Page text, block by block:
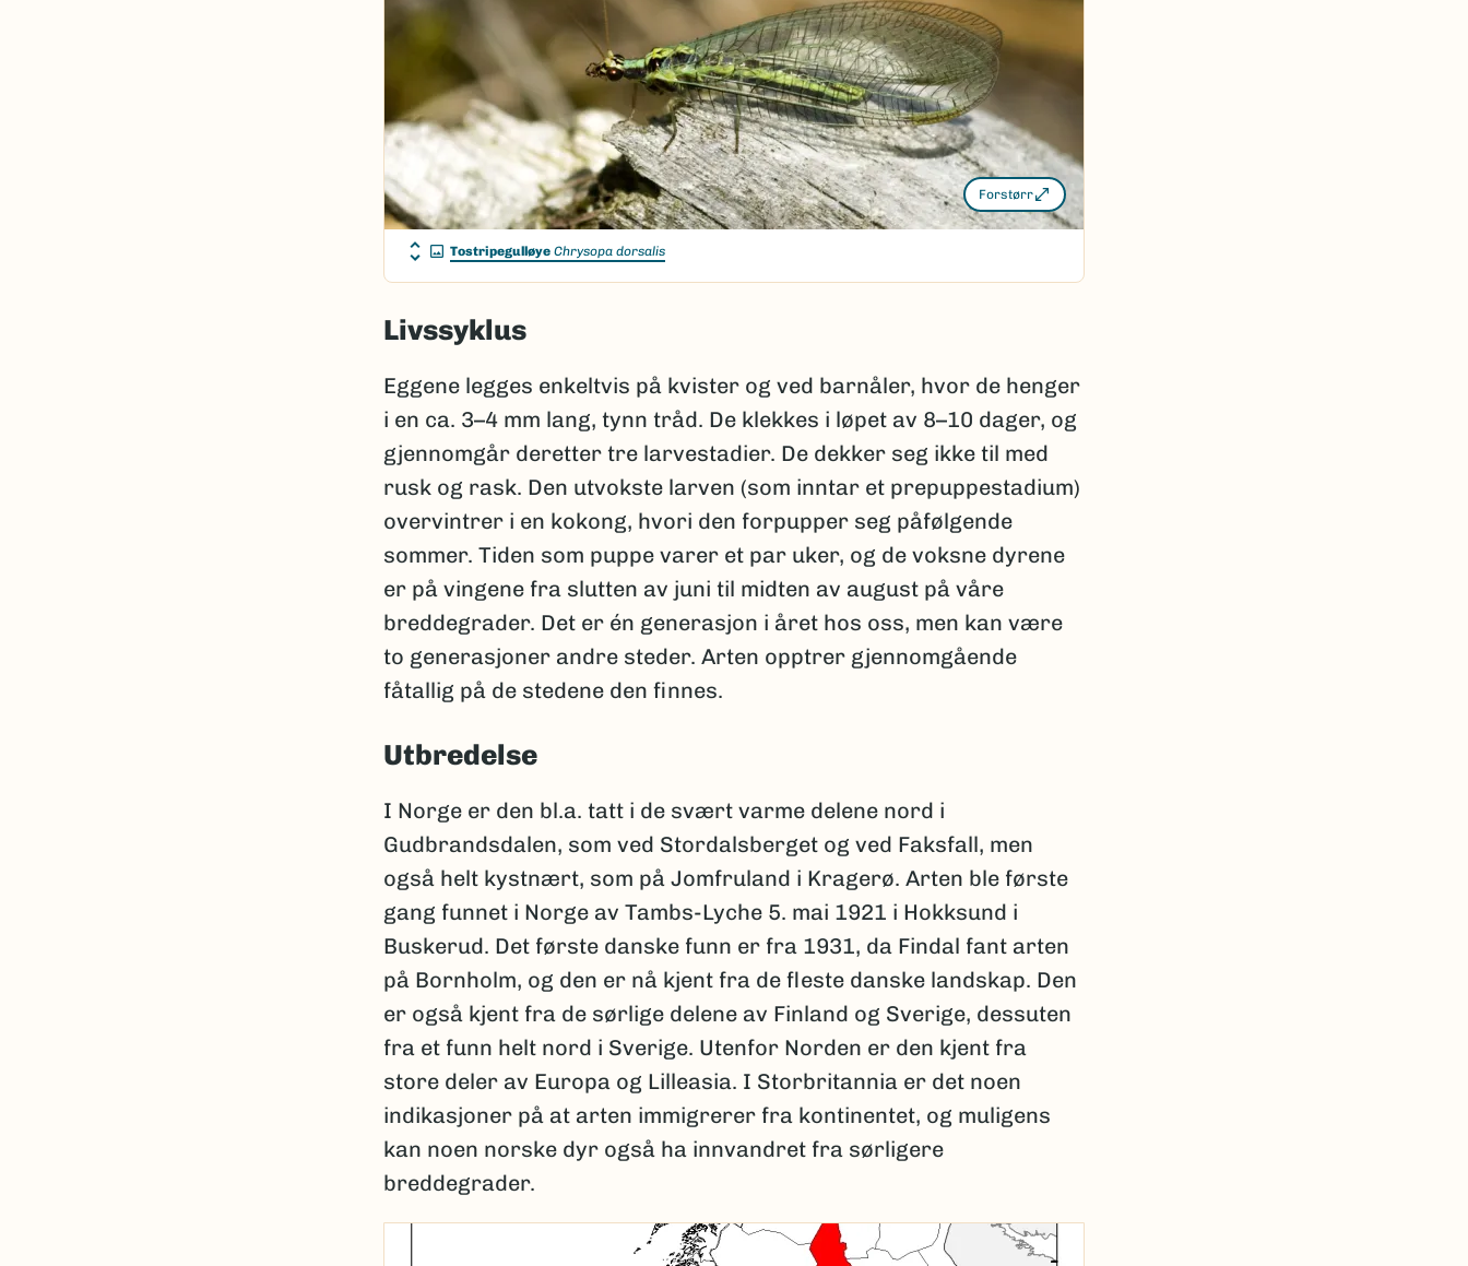
Forstørr
Tostripegulløye Chrysopa dorsalis
Livssyklus
Eggene legges enkeltvis på kvister og ved barnåler, hvor de henger
i en ca. 3–4 mm lang, tynn tråd. De klekkes i løpet av 8–10 dager, og
gjennomgår deretter tre larvestadier. De dekker seg ikke til med
rusk og rask. Den utvokste larven (som inntar et prepuppestadium)
overvintrer i en kokong, hvori den forpupper seg påfølgende
sommer. Tiden som puppe varer et par uker, og de voksne dyrene
er på vingene fra slutten av juni til midten av august på våre
breddegrader. Det er én generasjon i året hos oss, men kan være
to generasjoner andre steder. Arten opptrer gjennomgående
fåtallig på de stedene den finnes.
Utbredelse
I Norge er den bl.a. tatt i de svært varme delene nord i
Gudbrandsdalen, som ved Stordalsberget og ved Faksfall, men
også helt kystnært, som på Jomfruland i Kragerø. Arten ble første
gang funnet i Norge av Tambs-Lyche 5. mai 1921 i Hokksund i
Buskerud. Det første danske funn er fra 1931, da Findal fant arten
på Bornholm, og den er nå kjent fra de fleste danske landskap. Den
er også kjent fra de sørlige delene av Finland og Sverige, dessuten
fra et funn helt nord i Sverige. Utenfor Norden er den kjent fra
store deler av Europa og Lilleasia. I Storbritannia er det noen
indikasjoner på at arten immigrerer fra kontinentet, og muligens
kan noen norske dyr også ha innvandret fra sørligere
breddegrader.